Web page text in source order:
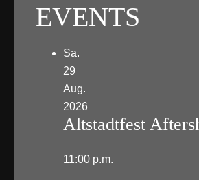
EVENTS
Sa.
29
Aug.
2026
Altstadtfest
11:00 p.m.